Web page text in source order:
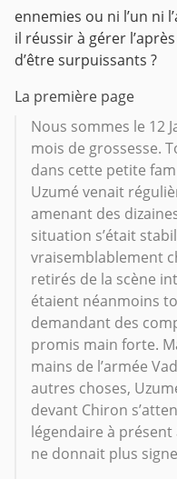
ennemies ou ni l’un ni
il réussir à gérer
d’être surpuissants ?
La première page
Nous sommes le 12
mois de grossesse.
dans cette petite
Uzumé venait
amenant des
situation s’était
vraisemblablement
retirés de la scène
étaient néanmoins
demandant des
promis main forte.
mains de l’armée
autres choses,
devant Chiron
légendaire à
ne donnait plus